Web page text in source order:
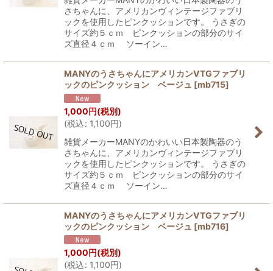
さちゃんに、アメリカンヴィンテージファブリ
ックを使用したピンクッションです。 うさぎの
サイズ約５ｃｍ ピンクッションの部分のサイ
ズ直径４ｃｍ ソーイン…
MANYのうさちゃんにアメリカンVTGファブリ
ックのピンクッション ベージュ [mb715]
1,000円(税別)
(税込: 1,100円)
雑貨メーカーMANYのかわいい日本製陶器のう
さちゃんに、アメリカンヴィンテージファブリ
ックを使用したピンクッションです。 うさぎの
サイズ約５ｃｍ ピンクッションの部分のサイ
ズ直径４ｃｍ ソーイン…
MANYのうさちゃんにアメリカンVTGファブリ
ックのピンクッション ベージュ [mb716]
1,000円(税別)
(税込: 1,100円)